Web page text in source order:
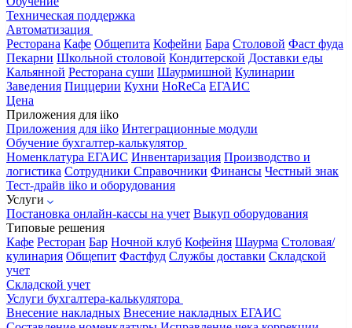
Техническая поддержка
Автоматизация
Ресторана Кафе Общепита Кофейни Бара Столовой Фаст фуда
Пекарни Школьной столовой Кондитерской Доставки еды
Кальянной Ресторана суши Шаурмишной Кулинарии
Заведения Пиццерии Кухни HoReCa ЕГАИС
Цена
Приложения для iiko
Приложения для iiko Интеграционные модули
Обучение бухгалтер-калькулятор
Номенклатура ЕГАИС Инвентаризация Производство и
логистика Сотрудники Справочники Финансы Честный знак
Тест-драйв iiko и оборудования
Услуги
Постановка онлайн-кассы на учет Выкуп оборудования
Типовые решения
Кафе Ресторан Бар Ночной клуб Кофейня Шаурма Столовая/
кулинария Общепит Фастфуд Службы доставки Складской
учет
Складской учет
Услуги бухгалтера-калькулятора
Внесение накладных Внесение накладных ЕГАИС